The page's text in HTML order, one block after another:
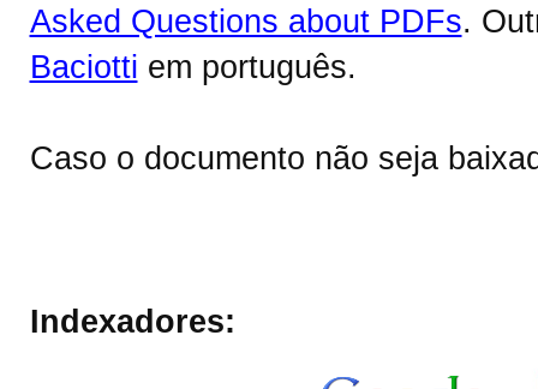
Asked Questions about PDFs.
Baciotti em português.
Caso o documento não seja
Indexadores: